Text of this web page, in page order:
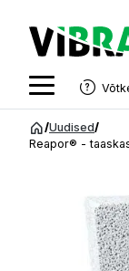
Hüppa /Uudised/
Reapor® -